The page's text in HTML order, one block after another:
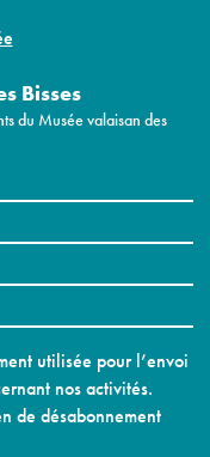
Bisses
du Musée valaisan des
utilisée pour l’envoi
nos activités.
de désabonnement